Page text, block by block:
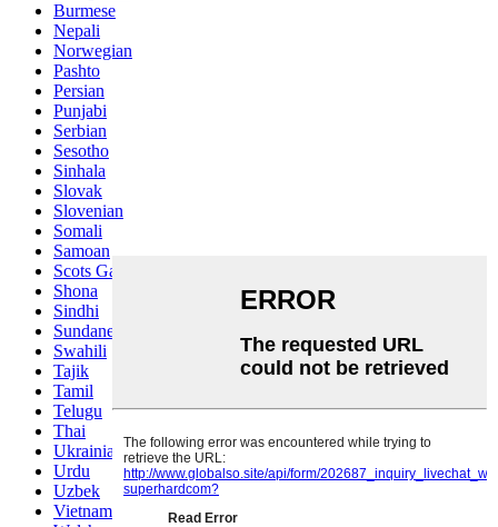
Burmese
Nepali
Norwegian
Pashto
Persian
Punjabi
Serbian
Sesotho
Sinhala
Slovak
Slovenian
Somali
Samoan
Scots Gaelic
Shona
Sindhi
Sundanese
Swahili
Tajik
Tamil
Telugu
Thai
Ukrainian
Urdu
Uzbek
Vietnamese